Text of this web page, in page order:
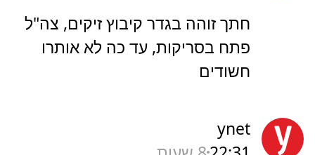
חתך זוהה בגדר קיבוץ זיקים, צה"ל
פתח בסריקות, עד כה לא אותרו
חשודים
ynet